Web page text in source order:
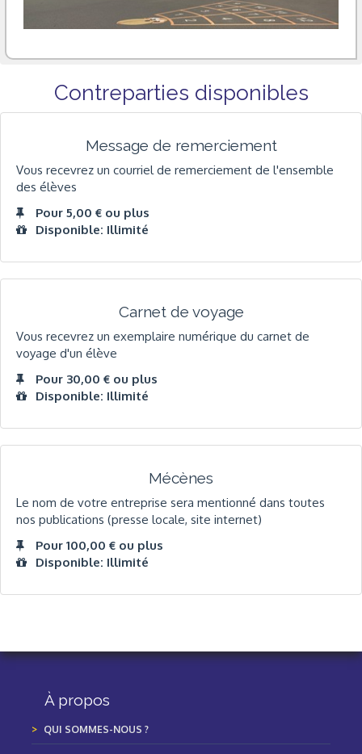
Contreparties disponibles
Message de remerciement
Vous recevrez un courriel de remerciement de l'ensemble
des élèves
Pour 5,00 € ou plus
Disponible: Illimité
Carnet de voyage
Vous recevrez un exemplaire numérique du carnet de
voyage d'un élève
Pour 30,00 € ou plus
Disponible: Illimité
Mécènes
Le nom de votre entreprise sera mentionné dans toutes
nos publications (presse locale, site internet)
Pour 100,00 € ou plus
Disponible: Illimité
À propos
QUI SOMMES-NOUS ?